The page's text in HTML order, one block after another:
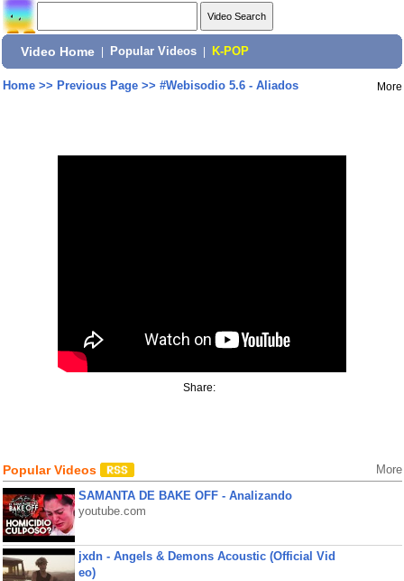
Video Home Popular Videos K-POP
Home>> Previous Page>> #Webisodio 5.6 - Aliados More
Share:
Popular Videos More
SAMANTA DE BAKE OFF - Analizando
youtube.com
jxdn - Angels & Demons Acoustic (Official Vid
eo)